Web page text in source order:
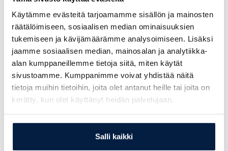
Käytämme evästeitä tarjoamamme sisällön ja mainosten
räätälöimiseen, sosiaalisen median ominaisuuksien
tukemiseen ja kävijämäärämme analysoimiseen. Lisäksi
jaamme sosiaalisen median, mainosalan ja analytiikka-
alan kumppaneillemme tietoja siitä, miten käytät
sivustoamme. Kumppanimme voivat yhdistää näitä
tietoja muihin tietoihin, joita olet antanut heille tai joita on
kerätty, kun olet käyttänyt heidän palvelujaan.
Salli kaikki
Pekka Heikkinen
+358 400 796 060
pekka.heikkinen@telakone.com
Pauli Seppälä
pauli.seppala@telakone.com